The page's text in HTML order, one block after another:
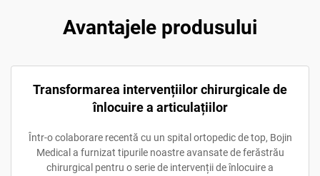
Avantajele produsului
Transformarea intervențiilor chirurgicale de
înlocuire a articulațiilor
Într-o colaborare recentă cu un spital ortopedic de top, Bojin
Medical a furnizat tipurile noastre avansate de ferăstrău
chirurgical pentru o serie de intervenții de înlocuire a